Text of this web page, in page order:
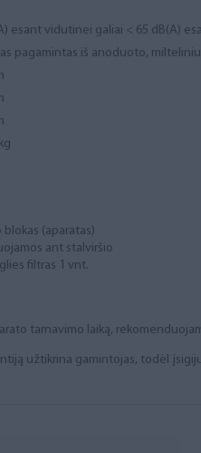
esant vidutinei galiai < 65 dB(A)
pagamintas iš anoduoto,
(aparatas)
ant stalviršio
filtras 1 vnt.
tarnavimo laiką,
užtikrina gamintojas, todėl